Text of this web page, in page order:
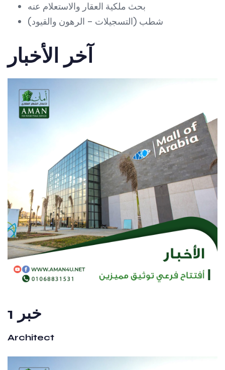
بحث ملكية العقار والاستعلام عنه
شطب (التسجيلات – الرهون والقيود)
آخر الأخبار
خبر 1
Architect